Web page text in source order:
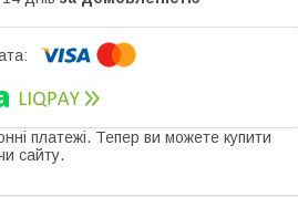
платежі. Тепер ви можете купити
сайту.